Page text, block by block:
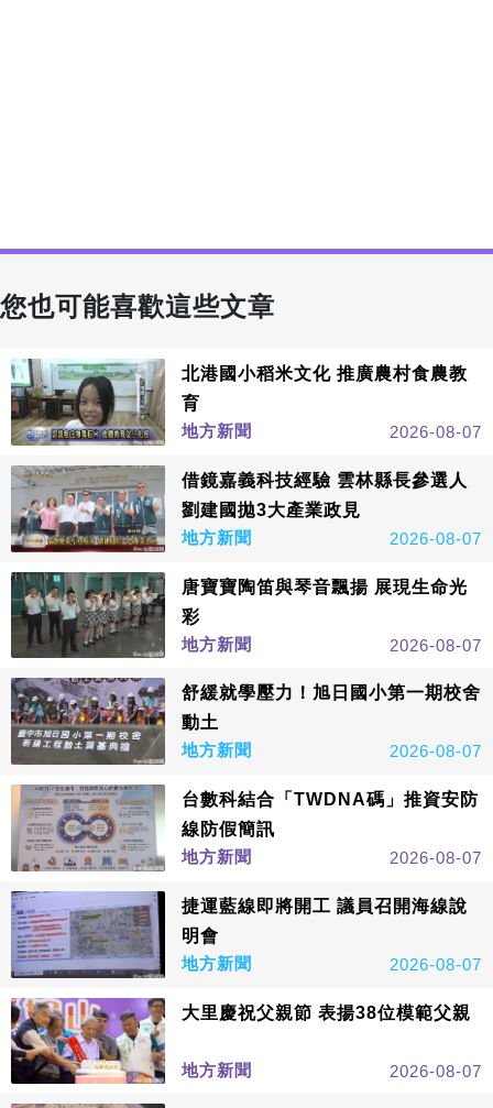
您也可能喜歡這些文章
北港國小稻米文化 推廣農村食農教
育
地方新聞
2026-08-07
借鏡嘉義科技經驗 雲林縣長參選人
劉建國拋3大產業政見
地方新聞
2026-08-07
唐寶寶陶笛與琴音飄揚 展現生命光
彩
地方新聞
2026-08-07
舒緩就學壓力！旭日國小第一期校舍
動土
地方新聞
2026-08-07
台數科結合「TWDNA碼」推資安防
線防假簡訊
地方新聞
2026-08-07
捷運藍線即將開工 議員召開海線說
明會
地方新聞
2026-08-07
大里慶祝父親節 表揚38位模範父親
地方新聞 2026-08-07